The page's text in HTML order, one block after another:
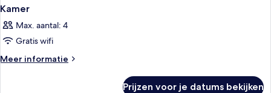
Kamer
Max. aantal: 4
Gratis wifi
Meer informatie
Meer
Prijzen voor je datums bekijken